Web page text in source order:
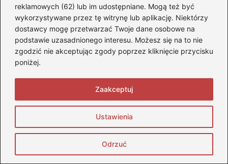
reklamowych (62) lub im udostępniane. Mogą też być
wykorzystywane przez tę witrynę lub aplikację. Niektórzy
dostawcy mogę przetwarzać Twoje dane osobowe na
podstawie uzasadnionego interesu. Możesz się na to nie
zgodzić nie akceptując zgody poprzez kliknięcie przycisku
poniżej.
Ustawienia
Odrzuć
Zaakceptuj
Gdzie znajdziesz filtr paliwa w Audi A3
8P? Praktyczny przewodnik
Co kryje się za żółtym wykrzyknikiem w
samochodzie? Sprawdź, zanim będzie za
Najlepsze propozycje: jaki samochód do
50000 wybrać w 2026 roku?
Czerwone kontrolki w samochodzie – co
warto o nich wiedzieć?